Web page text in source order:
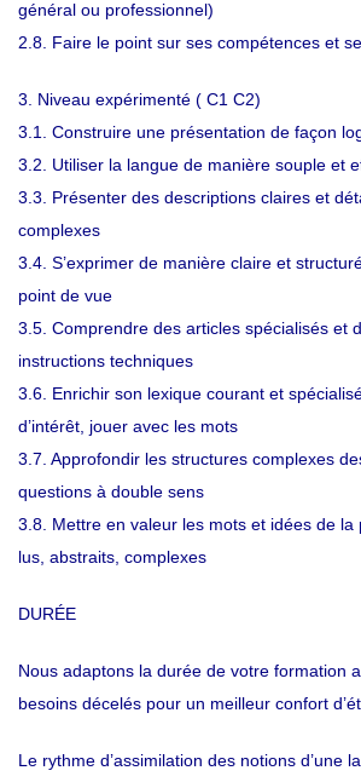
général ou professionnel)
2.8. Faire le point sur ses compétences et
3. Niveau expérimenté ( C1 C2)
3.1. Construire une présentation de façon
3.2. Utiliser la langue de manière souple et
3.3. Présenter des descriptions claires et
complexes
3.4. S’exprimer de manière claire et
point de vue
3.5. Comprendre des articles spécialisés et
instructions techniques
3.6. Enrichir son lexique courant et
d’intérêt, jouer avec les mots
3.7. Approfondir les structures complexes
questions à double sens
3.8. Mettre en valeur les mots et idées de la
lus, abstraits, complexes
DURÉE
Nous adaptons la durée de votre formation
besoins décelés pour un meilleur confort
Le rythme d’assimilation des notions d’une